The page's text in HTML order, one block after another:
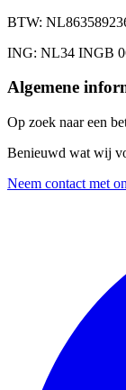
BTW:
ING: NL34 INGB
Algemene
Op zoek naar een
Benieuwd wat wij
Neem contact met